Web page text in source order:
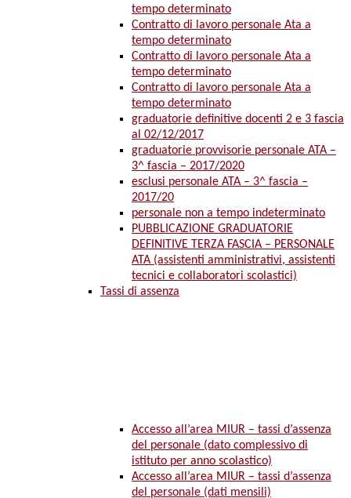
tempo determinato
Contratto di lavoro personale Ata a
tempo determinato
Contratto di lavoro personale Ata a
tempo determinato
Contratto di lavoro personale Ata a
tempo determinato
graduatorie definitive docenti 2 e 3 fascia
al 02/12/2017
graduatorie provvisorie personale ATA –
3^ fascia – 2017/2020
esclusi personale ATA – 3^ fascia –
2017/20
personale non a tempo indeterminato
PUBBLICAZIONE GRADUATORIE
DEFINITIVE TERZA FASCIA – PERSONALE
ATA (assistenti amministrativi, assistenti
tecnici e collaboratori scolastici)
Tassi di assenza
Accesso all’area MIUR – tassi d’assenza
del personale (dato complessivo di
istituto per anno scolastico)
Accesso all’area MIUR – tassi d’assenza
del personale (dati mensili)